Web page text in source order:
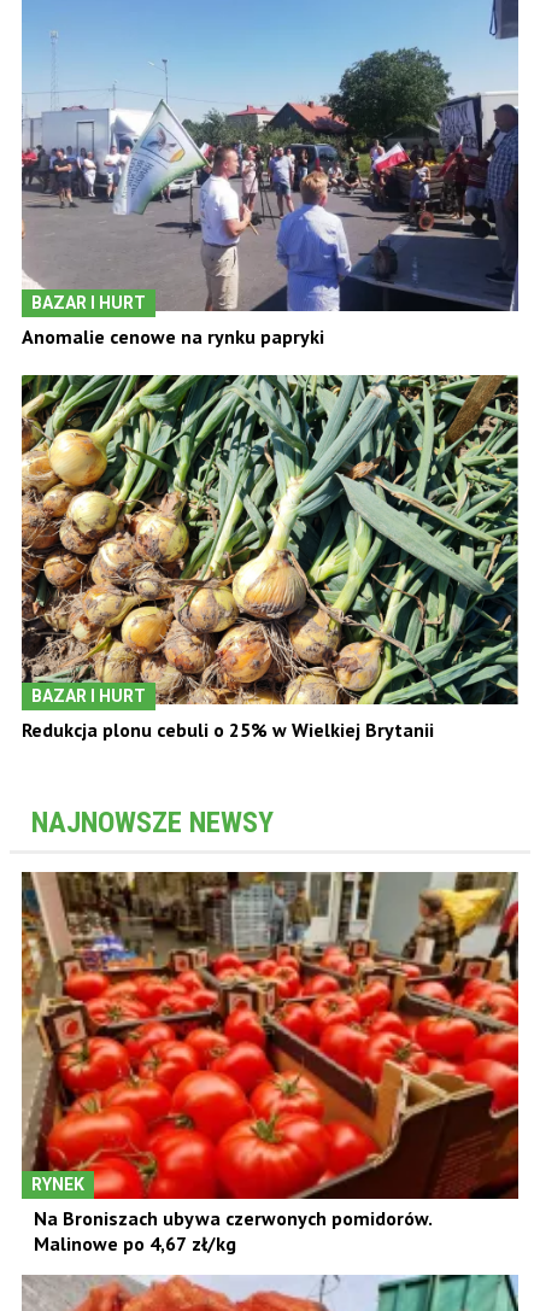
BAZAR I HURT
Anomalie cenowe na rynku papryki
BAZAR I HURT
Redukcja plonu cebuli o 25% w Wielkiej Brytanii
NAJNOWSZE NEWSY
RYNEK
Na Broniszach ubywa czerwonych pomidorów.
Malinowe po 4,67 zł/kg